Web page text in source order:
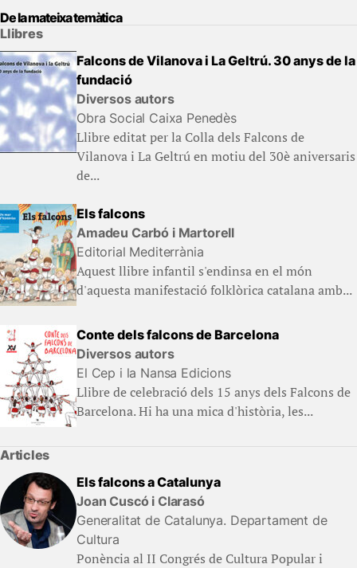
De la mateixa temàtica
Llibres
Falcons de Vilanova i La Geltrú. 30 anys de la
fundació
Diversos autors
Obra Social Caixa Penedès
Llibre editat per la Colla dels Falcons de
Vilanova i La Geltrú en motiu del 30è aniversaris
de...
Els falcons
Amadeu Carbó i Martorell
Editorial Mediterrània
Aquest llibre infantil s'endinsa en el món
d'aquesta manifestació folklòrica catalana amb...
Conte dels falcons de Barcelona
Diversos autors
El Cep i la Nansa Edicions
Llibre de celebració dels 15 anys dels Falcons de
Barcelona. Hi ha una mica d'història, les...
Articles
Els falcons a Catalunya
Joan Cuscó i Clarasó
Generalitat de Catalunya. Departament de
Cultura
Ponència al II Congrés de Cultura Popular i